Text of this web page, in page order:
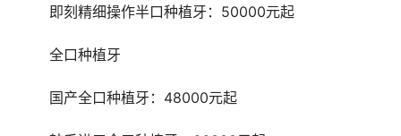
	即刻精细操作半口种植牙：50000元起
	全口种植牙
	国产全口种植牙：48000元起